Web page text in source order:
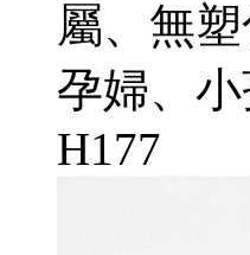
屬、無
孕婦、小
H177